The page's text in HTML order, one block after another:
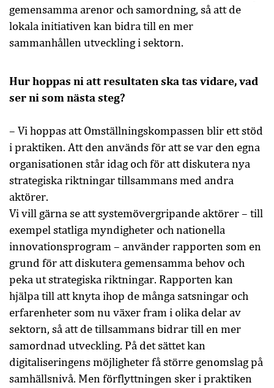
gemensamma arenor och samordning, så att de
lokala initiativen kan bidra till en mer
sammanhållen utveckling i sektorn.
Hur hoppas ni att resultaten ska tas vidare, vad
ser ni som nästa steg?
– Vi hoppas att Omställningskompassen blir ett stöd
i praktiken. Att den används för att se var den egna
organisationen står idag och för att diskutera nya
strategiska riktningar tillsammans med andra
aktörer.
Vi vill gärna se att systemövergripande aktörer – till
exempel statliga myndigheter och nationella
innovationsprogram – använder rapporten som en
grund för att diskutera gemensamma behov och
peka ut strategiska riktningar. Rapporten kan
hjälpa till att knyta ihop de många satsningar och
erfarenheter som nu växer fram i olika delar av
sektorn, så att de tillsammans bidrar till en mer
samordnad utveckling. På det sättet kan
digitaliseringens möjligheter få större genomslag på
samhällsnivå. Men förflyttningen sker i praktiken